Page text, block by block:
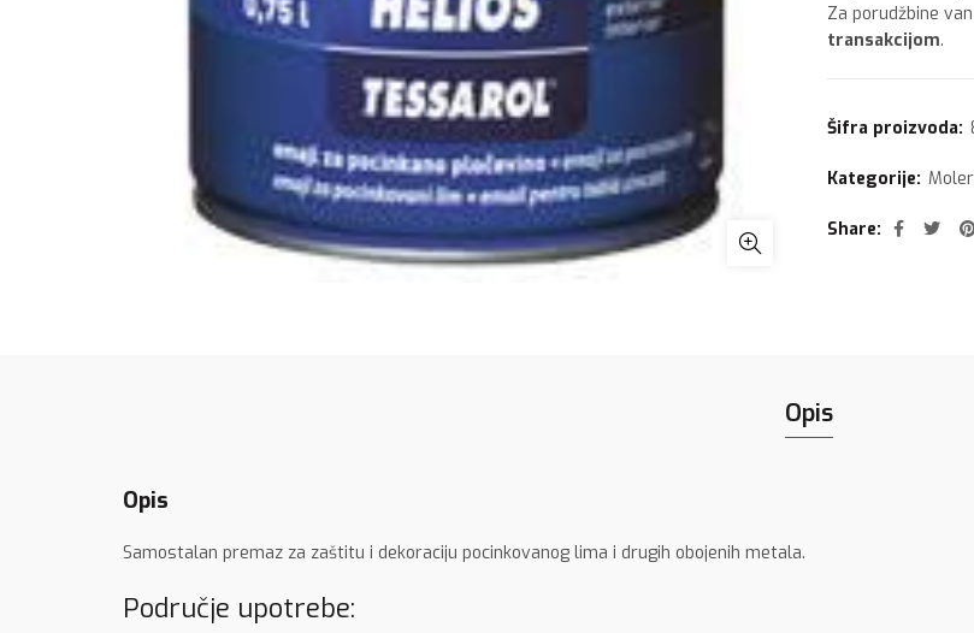
Za porudžbine
transakcijom.
Šifra proizvoda:
Kategorije:
Share
Opis
Opis
Samostalan premaz za zaštitu i dekoraciju pocinkovanog lima i drugih obojenih metala.
Područje upotrebe: